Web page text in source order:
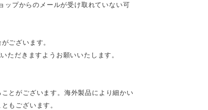
ップからのメールが受け取れていない可
ございます。
ただきますようお願いいたします。
とがございます。海外製品により細かい
もございます。